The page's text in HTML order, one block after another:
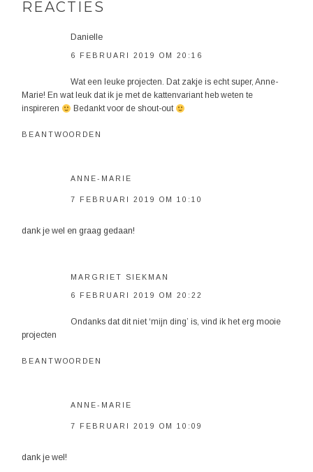
REACTIES
Danielle
6 FEBRUARI 2019 OM 20:16
Wat een leuke projecten. Dat zakje is echt super, Anne-
Marie! En wat leuk dat ik je met de kattenvariant heb weten te
inspireren
Bedankt voor de shout-out
BEANTWOORDEN
ANNE-MARIE
7 FEBRUARI 2019 OM 10:10
dank je wel en graag gedaan!
MARGRIET SIEKMAN
6 FEBRUARI 2019 OM 20:22
Ondanks dat dit niet ‘mijn ding’ is, vind ik het erg mooie
projecten
BEANTWOORDEN
ANNE-MARIE
7 FEBRUARI 2019 OM 10:09
dank je wel!